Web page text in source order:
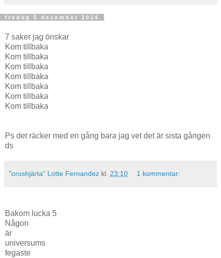
fredag 5 december 2014
7 saker jag önskar
Kom tillbaka
Kom tillbaka
Kom tillbaka
Kom tillbaka
Kom tillbaka
Kom tillbaka
Kom tillbaka
Ps det räcker med en gång bara jag vet det är sista gången
ds
"oroshjärta" Lotte Fernandez kl. 23:10 1 kommentar:
Bakom lucka 5
Någon
är
universums
fegaste